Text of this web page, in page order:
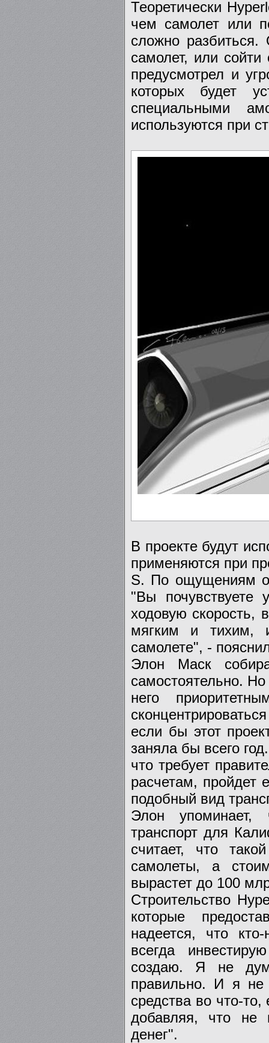
Теоретически
чем самолет или
сложно
самолет, или
предусмотрел и
которых будет
специальными
используются при
В проекте будут
применяются при
S. По ощущениям
"Вы почувствуете
ходовую скорость,
мягким и тихим,
самолете", -
Элон Маск
самостоятельно.
него
если бы этот
заняла бы всего
что требует
расчетам,
подобный вид
Элон упоминает,
транспорт для
считает, что
самолеты, а
вырастет до 100
Строительство
которые
надеется, что
всегда
создаю. Я не
правильно. И я не
средства во что-
добавляя, что не
денег".